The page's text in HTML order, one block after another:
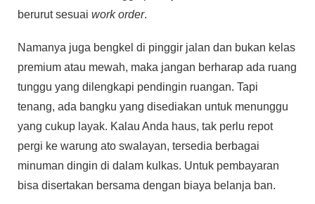
berurut sesuai work order.
Namanya juga bengkel di pinggir jalan dan bukan kelas
premium atau mewah, maka jangan berharap ada ruang
tunggu yang dilengkapi pendingin ruangan. Tapi
tenang, ada bangku yang disediakan untuk menunggu
yang cukup layak. Kalau Anda haus, tak perlu repot
pergi ke warung ato swalayan, tersedia berbagai
minuman dingin di dalam kulkas. Untuk pembayaran
bisa disertakan bersama dengan biaya belanja ban.